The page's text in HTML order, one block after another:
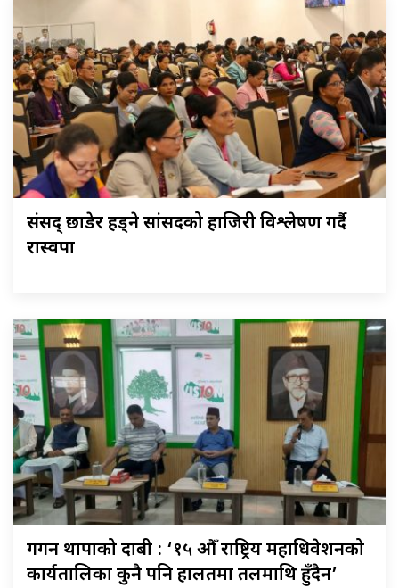
संसद् छाडेर हिँड्ने सांसदको हाजिरी विश्लेषण गर्दै
रास्वपा
गगन थापाको दाबी : ‘१५ औँ राष्ट्रिय महाधिवेशनको
कार्यतालिका कुनै पनि हालतमा तलमाथि हुँदैन’